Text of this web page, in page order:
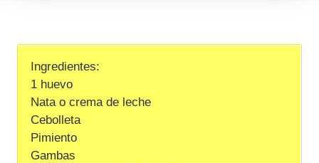
Ingredientes:
1 huevo
Nata o crema de leche
Cebolleta
Pimiento
Gambas